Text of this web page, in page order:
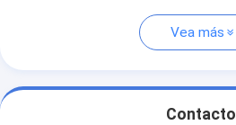
Vea más
Contacto